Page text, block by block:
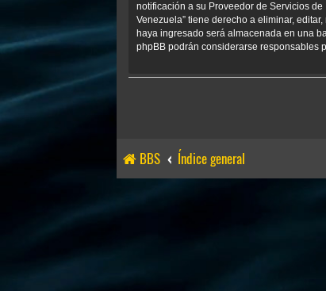
notificación a su Proveedor de Servicios
Venezuela” tiene derecho a eliminar,
haya ingresado será almacenada en una
phpBB podrán considerarse responsables
BBS Índice general